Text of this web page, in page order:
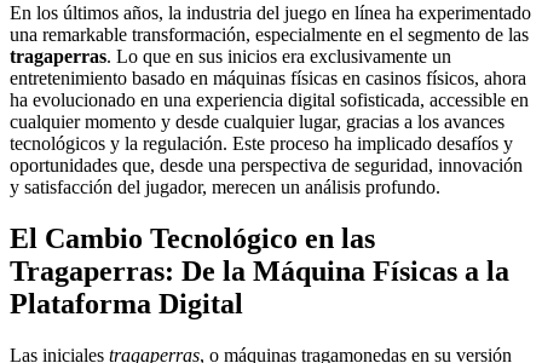
En los últimos años, la industria del juego en línea ha experimentado
una remarkable transformación, especialmente en el segmento de las
tragaperras. Lo que en sus inicios era exclusivamente un
entretenimiento basado en máquinas físicas en casinos físicos, ahora
ha evolucionado en una experiencia digital sofisticada, accessible en
cualquier momento y desde cualquier lugar, gracias a los avances
tecnológicos y la regulación. Este proceso ha implicado desafíos y
oportunidades que, desde una perspectiva de seguridad, innovación
y satisfacción del jugador, merecen un análisis profundo.
El Cambio Tecnológico en las
Tragaperras: De la Máquina Físicas a la
Plataforma Digital
Las iniciales tragaperras, o máquinas tragamonedas en su versión